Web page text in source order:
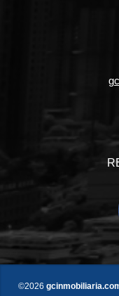
©2026